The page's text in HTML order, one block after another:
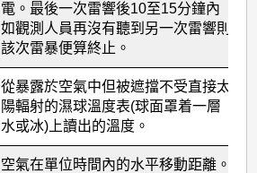
電。最後一次雷響後10至15分鐘內
如觀測人員再沒有聽到另一次雷響則
該次雷暴便算終止。
從暴露於空氣中但被遮擋不受直接太
陽輻射的濕球溫度表(球面罩着一層
水或冰)上讀出的溫度。
空氣在單位時間內的水平移動距離。